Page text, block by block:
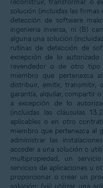
reconstruir, transformar o
solución (incluidas las
detección de software
ingeniería inversa, ni (B)
alguna una solución
rutinas de detección de
excepción de lo
revendedor o de otro
miembro que pertenezca
distribuir, emitir, transmitir,
garantía, alquilar, compartir
a excepción de lo
(incluidas las cláusulas
aplicables o en otro
miembro que pertenezca al
administrar las
acceder a una solución o
multipropiedad, un
servicios de aplicaciones u
proporcionar o crear un
solución; (vii) utilizar una